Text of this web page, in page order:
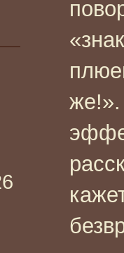
же!».